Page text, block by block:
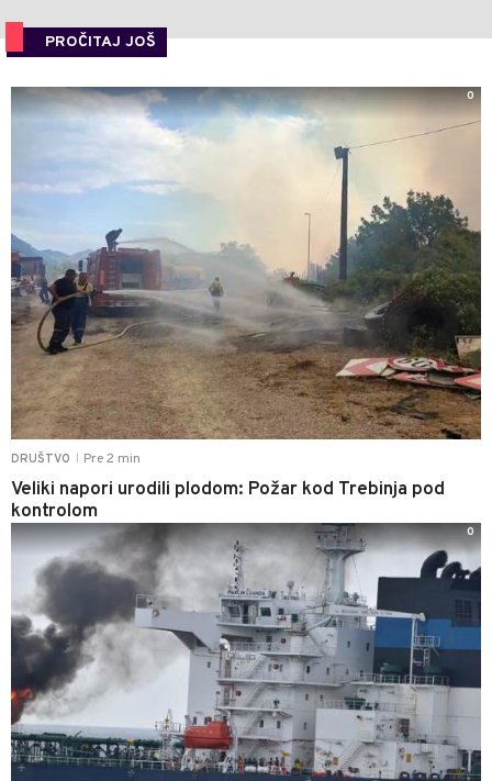
PROČITAJ JOŠ
DRUŠTVO Pre 2 min
Veliki napori urodili plodom: Požar kod Trebinja pod
kontrolom
0
0